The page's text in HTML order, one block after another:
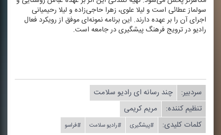
سولماز عطائی است و لیلا علوی، زهرا حاجی‌زاده و لیلا رحیمیانی
اجرای آن را بر عهده دارند. این برنامه نمونه‌ای موفق از رویكرد فعال
رادیو در ترویج فرهنگ پیشگیری در جامعه است.
سردبیر:
چند رسانه ای رادیو سلامت
تنظیم كننده:
مریم كریمی
کلمات کلیدی:
#پیشگیری #رادیو سلامت #فراسو